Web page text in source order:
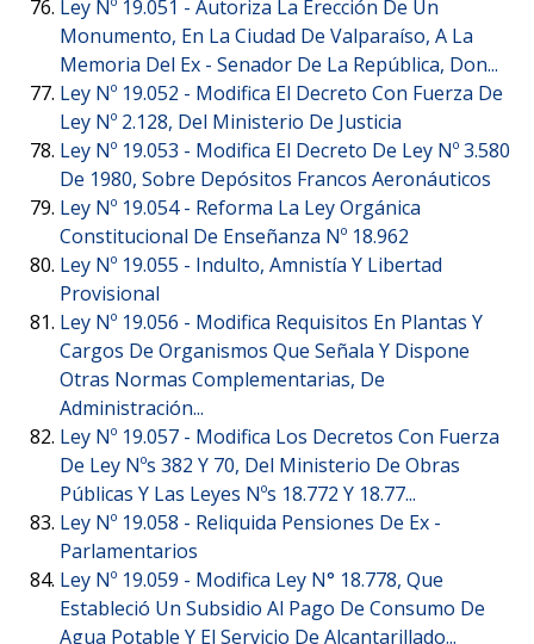
Ley Nº 19.051 - Autoriza La Erección De Un
Monumento, En La Ciudad De Valparaíso, A La
Memoria Del Ex - Senador De La República, Don...
Ley Nº 19.052 - Modifica El Decreto Con Fuerza De
Ley Nº 2.128, Del Ministerio De Justicia
Ley Nº 19.053 - Modifica El Decreto De Ley Nº 3.580
De 1980, Sobre Depósitos Francos Aeronáuticos
Ley Nº 19.054 - Reforma La Ley Orgánica
Constitucional De Enseñanza Nº 18.962
Ley Nº 19.055 - Indulto, Amnistía Y Libertad
Provisional
Ley Nº 19.056 - Modifica Requisitos En Plantas Y
Cargos De Organismos Que Señala Y Dispone
Otras Normas Complementarias, De
Administración...
Ley Nº 19.057 - Modifica Los Decretos Con Fuerza
De Ley Nºs 382 Y 70, Del Ministerio De Obras
Públicas Y Las Leyes Nºs 18.772 Y 18.77...
Ley Nº 19.058 - Reliquida Pensiones De Ex -
Parlamentarios
Ley Nº 19.059 - Modifica Ley N° 18.778, Que
Estableció Un Subsidio Al Pago De Consumo De
Agua Potable Y El Servicio De Alcantarillado...